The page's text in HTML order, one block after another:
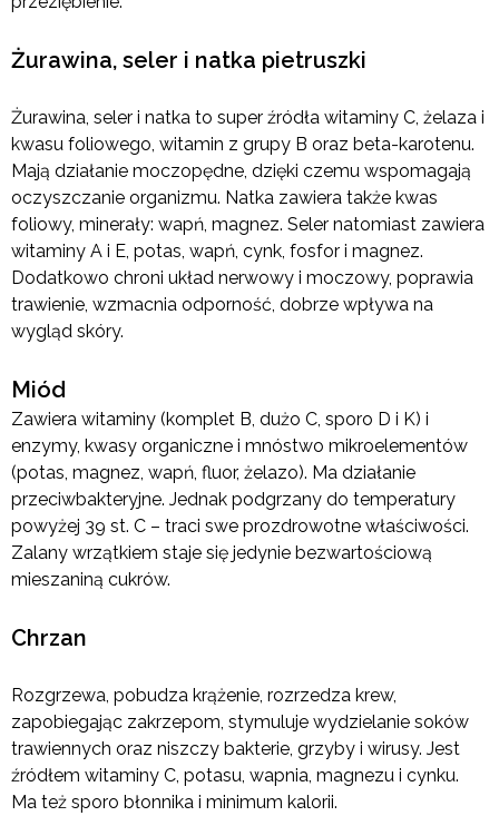
Żurawina, seler i natka pietruszki
Żurawina, seler i natka to super źródła witaminy C, żelaza i
kwasu foliowego, witamin z grupy B oraz beta-karotenu.
Mają działanie moczopędne, dzięki czemu wspomagają
oczyszczanie organizmu. Natka zawiera także kwas
foliowy, minerały: wapń, magnez. Seler natomiast zawiera
witaminy A i E, potas, wapń, cynk, fosfor i magnez.
Dodatkowo chroni układ nerwowy i moczowy, poprawia
trawienie, wzmacnia odporność, dobrze wpływa na
wygląd skóry.
Miód
Zawiera witaminy (komplet B, dużo C, sporo D i K) i
enzymy, kwasy organiczne i mnóstwo mikroelementów
(potas, magnez, wapń, fluor, żelazo). Ma działanie
przeciwbakteryjne. Jednak podgrzany do temperatury
powyżej 39 st. C – traci swe prozdrowotne właściwości.
Zalany wrzątkiem staje się jedynie bezwartościową
mieszaniną cukrów.
Chrzan
Rozgrzewa, pobudza krążenie, rozrzedza krew,
zapobiegając zakrzepom, stymuluje wydzielanie soków
trawiennych oraz niszczy bakterie, grzyby i wirusy. Jest
źródłem witaminy C, potasu, wapnia, magnezu i cynku.
Ma też sporo błonnika i minimum kalorii.